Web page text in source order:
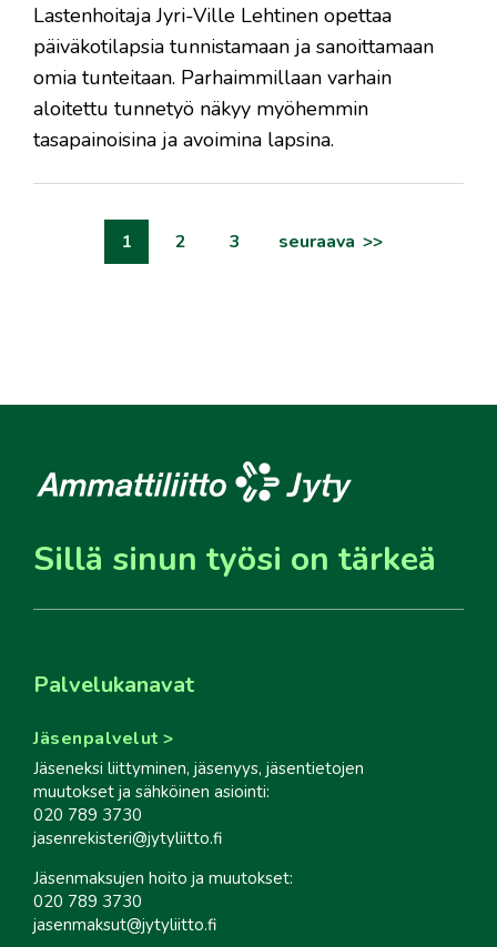
Lastenhoitaja Jyri-Ville Lehtinen opettaa
päiväkotilapsia tunnistamaan ja sanoittamaan
omia tunteitaan. Parhaimmillaan varhain
aloitettu tunnetyö näkyy myöhemmin
tasapainoisina ja avoimina lapsina.
artikkelien
sivutus
1 2 3 seuraava
Sillä sinun työsi on tärkeä
Palvelukanavat
Jäsenpalvelut
Jäseneksi liittyminen, jäsenyys, jäsentietojen
muutokset ja sähköinen asiointi:
020 789 3730
jasenrekisteri@jytyliitto.fi
Jäsenmaksujen hoito ja muutokset:
020 789 3730
jasenmaksut@jytyliitto.fi